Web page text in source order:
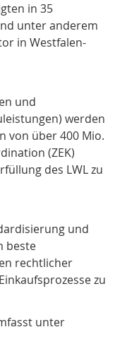
in 35
unter anderem
in Westfalen-
und
werden
von über 400 Mio.
(ZEK)
des LWL zu
und
beste
rechtlicher
zu
unter